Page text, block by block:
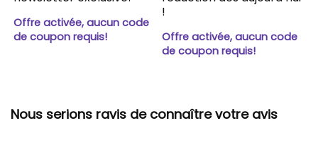
Offre activée, aucun code
de coupon requis!
!
Offre activée, aucun code
de coupon requis!
Nous serions ravis de connaître votre avis